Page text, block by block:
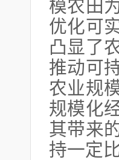
模农田
优化可
凸显了
推动可
农业规
规模化
其带来
持一定